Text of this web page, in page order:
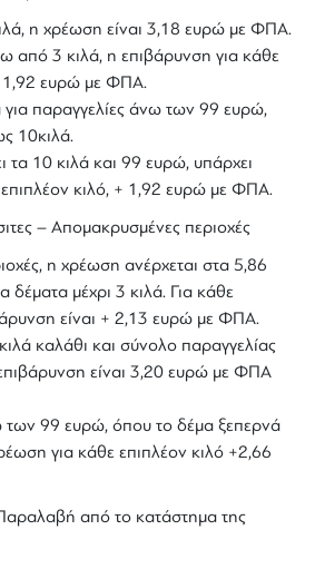
η χρέωση είναι 3,18 ευρώ με ΦΠΑ.
από 3 κιλά, η επιβάρυνση για κάθε
1,92 ευρώ με ΦΠΑ.
παραγγελίες άνω των 99 ευρώ,
10κιλά.
τα 10 κιλά και 99 ευρώ, υπάρχει
κιλό, + 1,92 ευρώ με ΦΠΑ.
– Απομακρυσμένες περιοχές
η χρέωση ανέρχεται στα 5,86
μέχρι 3 κιλά. Για κάθε
είναι + 2,13 ευρώ με ΦΠΑ.
καλάθι και σύνολο παραγγελίας
είναι 3,20 ευρώ με ΦΠΑ
των 99 ευρώ, όπου το δέμα ξεπερνά
για κάθε επιπλέον κιλό +2,66
από το κατάστημα της